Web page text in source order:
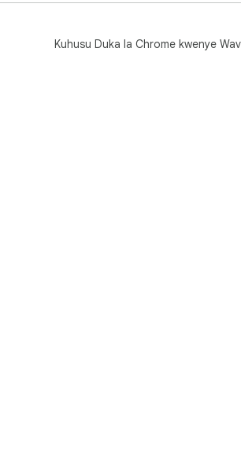
Kuhusu Duka la Chrome kwenye